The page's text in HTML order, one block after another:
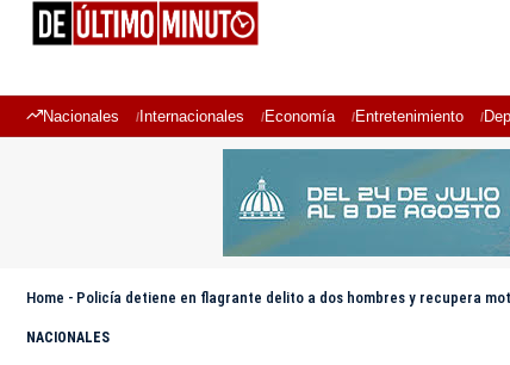
Nacionales Internacionales Economía Entretenimiento
Home - Policía detiene en flagrante delito a dos hombres y recupera
NACIONALES